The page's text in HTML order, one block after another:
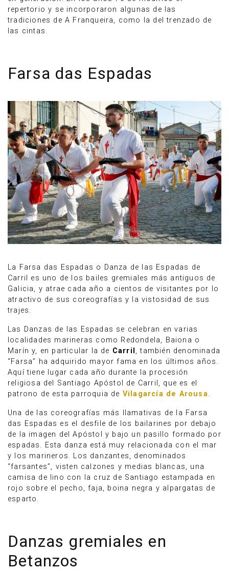
repertorio y se incorporaron algunas de las
tradiciones de A Franqueira, como la del trenzado de
las cintas.
Farsa das Espadas
La Farsa das Espadas o Danza de las Espadas de
Carril es uno de los bailes gremiales más antiguos de
Galicia, y atrae cada año a cientos de visitantes por lo
atractivo de sus coreografías y la vistosidad de sus
trajes.
Las Danzas de las Espadas se celebran en varias
localidades marineras como Redondela, Baiona o
Marín y, en particular la de Carril , también denominada
“Farsa” ha adquirido mayor fama en los últimos años.
Aquí tiene lugar cada año durante la procesión
religiosa del Santiago Apóstol de Carril, que es el
patrono de esta parroquia de Vilagarcía de Arousa.
Una de las coreografías más llamativas de la Farsa
das Espadas es el desfile de los bailarines por debajo
de la imagen del Apóstol y bajo un pasillo formado por
espadas. Esta danza está muy relacionada con el mar
y los marineros. Los danzantes, denominados
“farsantes”, visten calzones y medias blancas, una
camisa de lino con la cruz de Santiago estampada en
rojo sobre el pecho, faja, boina negra y alpargatas de
esparto.
Danzas gremiales en
Betanzos